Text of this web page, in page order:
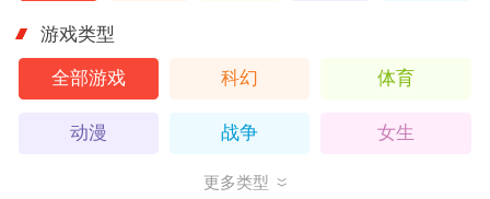
游戏类型
全部游戏 科幻 体育
动漫 战争 女生
回合
更多类型